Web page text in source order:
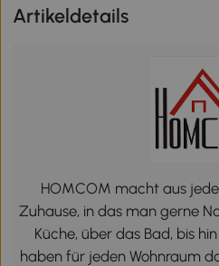
Artikeldetails
HOMCOM macht aus
Zuhause, in das man gerne
Küche, über das Bad, bis
haben für jeden Wohnraum